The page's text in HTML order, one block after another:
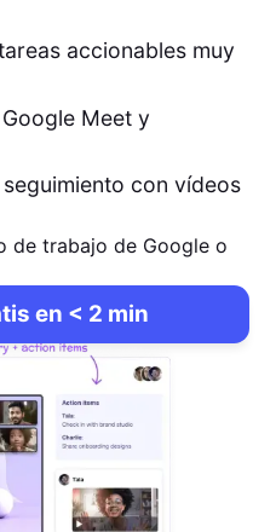
accionables muy
Meet y
con vídeos
de trabajo de Google o
en < 2 min